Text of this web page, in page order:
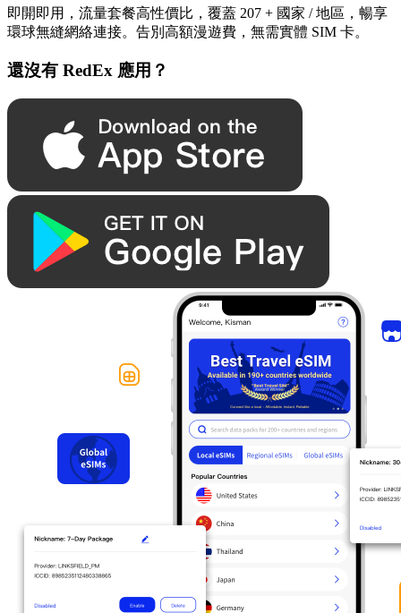
即開即用，流量套餐高性價比，覆蓋 207 + 國家 / 地區，暢享
環球無縫網絡連接。告別高額漫遊費，無需實體 SIM 卡。
還沒有 RedEx 應用？